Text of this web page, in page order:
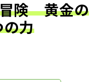
険 黄金の
力